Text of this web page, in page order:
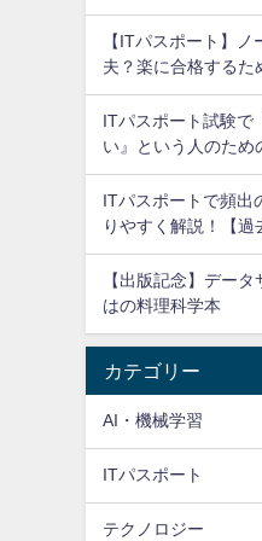
【ITパスポート】
夫？楽に合格するた
ITパスポート試験で
い』という人のため
ITパスポートで頻出
りやすく解説！【過
【出版記念】デー
はの料理科学本
カテゴリー
AI・機械学習
ITパスポート
テクノロジー